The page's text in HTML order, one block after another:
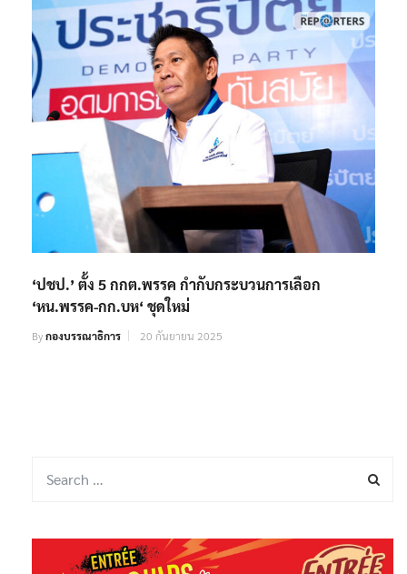
‘ปชป.’ ตั้ง 5 กกต.พรรค กำกับกระบวนการเลือก
‘หน.พรรค-กก.บห‘ ชุดใหม่
Byกองบรรณาธิการ 20 กันยายน 2025